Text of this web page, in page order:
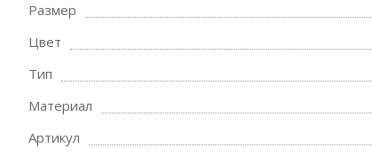
Размер
Цвет
Тип
Материал
Артикул